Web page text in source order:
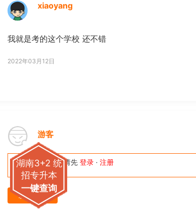
xiaoyang
我就是考的这个学校 还不错
2022年03月12日
游客
^-^我来说两句，请先 登录 · 注册
发表评论
湖南3+2 统
招专升本
一键查询